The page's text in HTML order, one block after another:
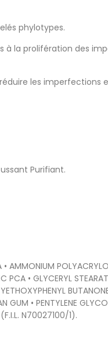
phylotypes.
à la prolifération des
les imperfections
Purifiant.
AMMONIUM
• GLYCERYL
GUM • PENTYLENE
(F.I.L. N70027100/1).